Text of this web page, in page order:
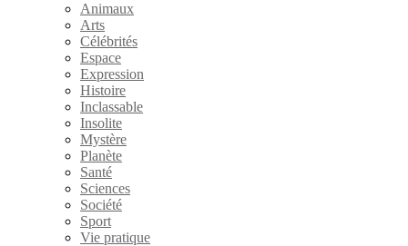
Animaux
Arts
Célébrités
Espace
Expression
Histoire
Inclassable
Insolite
Mystère
Planète
Santé
Sciences
Société
Sport
Vie pratique